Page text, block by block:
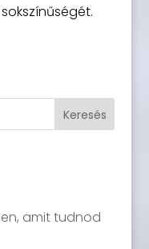
Keresés
amit tudnod